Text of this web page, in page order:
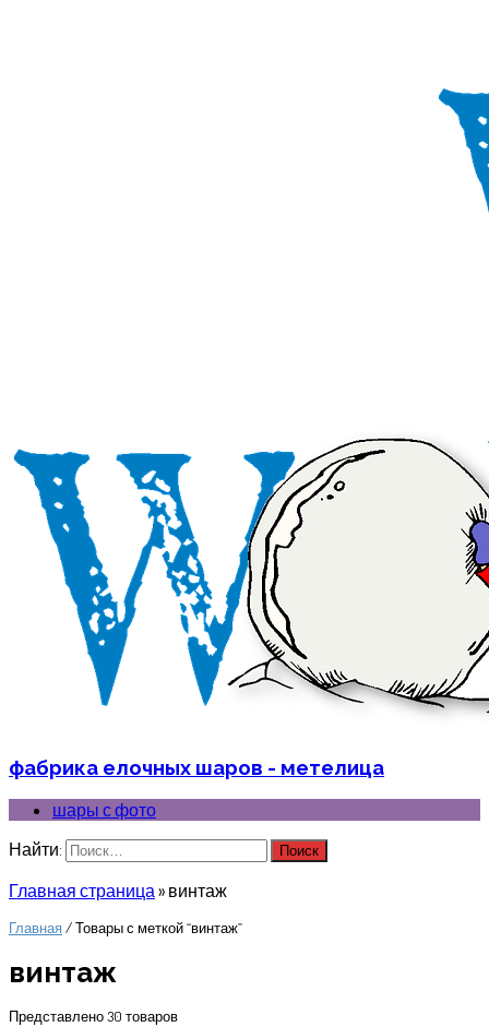
фабрика елочных шаров - метелица
шары с фото
Найти:
Главная страница» винтаж
Главная/ Товары с меткой “винтаж”
винтаж
Представлено 30 товаров